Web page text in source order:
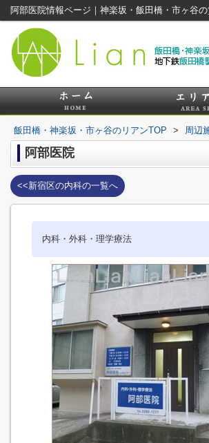
阿部医院情報ページ｜神楽坂・飯田橋・市ヶ谷
飯田橋・神楽坂・市ヶ谷のリアンTOP > 周辺
阿部医院
<<新宿区の内科の一覧へ
内科・外科・理学療法